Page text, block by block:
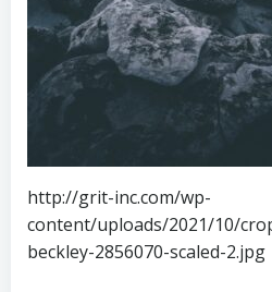
http://grit-inc.com/wp-
content/uploads/2021/10/
beckley-2856070-scaled-2.jpg